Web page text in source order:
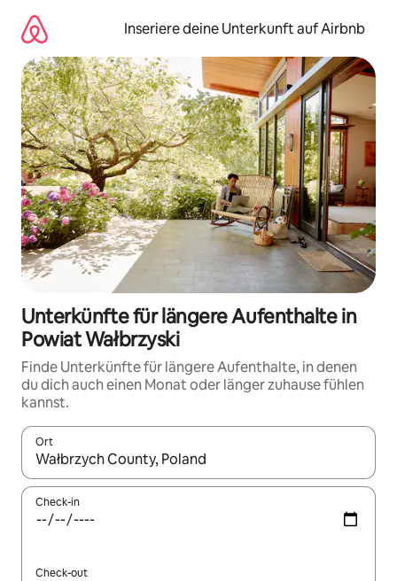
Inhalten
springen
Inseriere deine Unterkunft auf Airbnb
Unterkünfte für längere Aufenthalte in
Powiat Wałbrzyski
Finde Unterkünfte für längere Aufenthalte, in denen
du dich auch einen Monat oder länger zuhause fühlen
kannst.
Ort
Wenn Ergebnisse verfügbar sind, navigiere mit den
Check-in
Check-out